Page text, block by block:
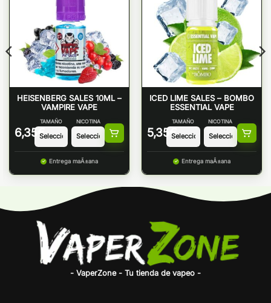
HEISENBERG SALES 10ML –
VAMPIRE VAPE
6,35 €
TAMAÑO NICOTINA
Entrega maÃ±ana
ICED LIME SALES – BOMBO
ESSENTIAL VAPE
5,35 €
TAMAÑO NICOTINA
Entrega maÃ±ana
- VaperZone - Tu tienda de vapeo -